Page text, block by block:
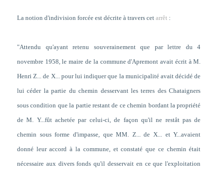
La notion d'indivision forcée est décrite à travers cet arrêt :
"Attendu qu'ayant retenu souverainement que par lettre du 4
novembre 1958, le maire de la commune d'Apremont avait écrit à M.
Henri Z... de X... pour lui indiquer que la municipalité avait décidé de
lui céder la partie du chemin desservant les terres des Chataigners
sous condition que la partie restant de ce chemin bordant la propriété
de M. Y...fût achetée par celui-ci, de façon qu'il ne restât pas de
chemin sous forme d'impasse, que MM. Z... de X... et Y...avaient
donné leur accord à la commune, et constaté que ce chemin était
nécessaire aux divers fonds qu'il desservait en ce que l'exploitation